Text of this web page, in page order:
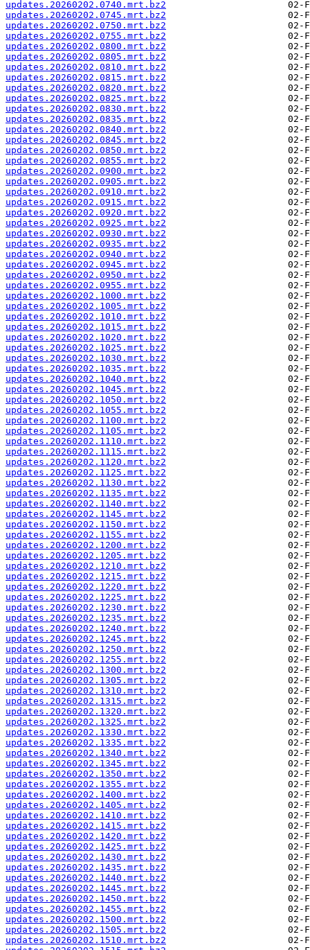
updates.20260202.0740.mrt.bz2
updates.20260202.0745.mrt.bz2
updates.20260202.0750.mrt.bz2
updates.20260202.0755.mrt.bz2
updates.20260202.0800.mrt.bz2
updates.20260202.0805.mrt.bz2
updates.20260202.0810.mrt.bz2
updates.20260202.0815.mrt.bz2
updates.20260202.0820.mrt.bz2
updates.20260202.0825.mrt.bz2
updates.20260202.0830.mrt.bz2
updates.20260202.0835.mrt.bz2
updates.20260202.0840.mrt.bz2
updates.20260202.0845.mrt.bz2
updates.20260202.0850.mrt.bz2
updates.20260202.0855.mrt.bz2
updates.20260202.0900.mrt.bz2
updates.20260202.0905.mrt.bz2
updates.20260202.0910.mrt.bz2
updates.20260202.0915.mrt.bz2
updates.20260202.0920.mrt.bz2
updates.20260202.0925.mrt.bz2
updates.20260202.0930.mrt.bz2
updates.20260202.0935.mrt.bz2
updates.20260202.0940.mrt.bz2
updates.20260202.0945.mrt.bz2
updates.20260202.0950.mrt.bz2
updates.20260202.0955.mrt.bz2
updates.20260202.1000.mrt.bz2
updates.20260202.1005.mrt.bz2
updates.20260202.1010.mrt.bz2
updates.20260202.1015.mrt.bz2
updates.20260202.1020.mrt.bz2
updates.20260202.1025.mrt.bz2
updates.20260202.1030.mrt.bz2
updates.20260202.1035.mrt.bz2
updates.20260202.1040.mrt.bz2
updates.20260202.1045.mrt.bz2
updates.20260202.1050.mrt.bz2
updates.20260202.1055.mrt.bz2
updates.20260202.1100.mrt.bz2
updates.20260202.1105.mrt.bz2
updates.20260202.1110.mrt.bz2
updates.20260202.1115.mrt.bz2
updates.20260202.1120.mrt.bz2
updates.20260202.1125.mrt.bz2
updates.20260202.1130.mrt.bz2
updates.20260202.1135.mrt.bz2
updates.20260202.1140.mrt.bz2
updates.20260202.1145.mrt.bz2
updates.20260202.1150.mrt.bz2
updates.20260202.1155.mrt.bz2
updates.20260202.1200.mrt.bz2
updates.20260202.1205.mrt.bz2
updates.20260202.1210.mrt.bz2
updates.20260202.1215.mrt.bz2
updates.20260202.1220.mrt.bz2
updates.20260202.1225.mrt.bz2
updates.20260202.1230.mrt.bz2
updates.20260202.1235.mrt.bz2
updates.20260202.1240.mrt.bz2
updates.20260202.1245.mrt.bz2
updates.20260202.1250.mrt.bz2
updates.20260202.1255.mrt.bz2
updates.20260202.1300.mrt.bz2
updates.20260202.1305.mrt.bz2
updates.20260202.1310.mrt.bz2
updates.20260202.1315.mrt.bz2
updates.20260202.1320.mrt.bz2
updates.20260202.1325.mrt.bz2
updates.20260202.1330.mrt.bz2
updates.20260202.1335.mrt.bz2
updates.20260202.1340.mrt.bz2
updates.20260202.1345.mrt.bz2
updates.20260202.1350.mrt.bz2
updates.20260202.1355.mrt.bz2
updates.20260202.1400.mrt.bz2
updates.20260202.1405.mrt.bz2
updates.20260202.1410.mrt.bz2
updates.20260202.1415.mrt.bz2
updates.20260202.1420.mrt.bz2
updates.20260202.1425.mrt.bz2
updates.20260202.1430.mrt.bz2
updates.20260202.1435.mrt.bz2
updates.20260202.1440.mrt.bz2
updates.20260202.1445.mrt.bz2
updates.20260202.1450.mrt.bz2
updates.20260202.1455.mrt.bz2
updates.20260202.1500.mrt.bz2
updates.20260202.1505.mrt.bz2
updates.20260202.1510.mrt.bz2